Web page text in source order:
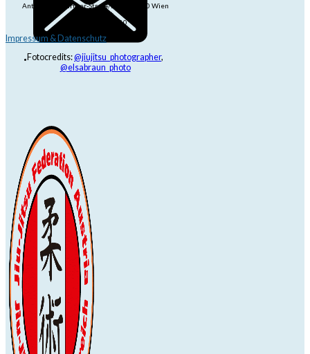
Anton-Baumgartner-Str. 44/B8/01, 1230 Wien
dojo@jjrt.at
+43 6991 171 81 60
Impressum & Datenschutz
Fotocredits:@jiujitsu_photographer,
@elsabraun_photo